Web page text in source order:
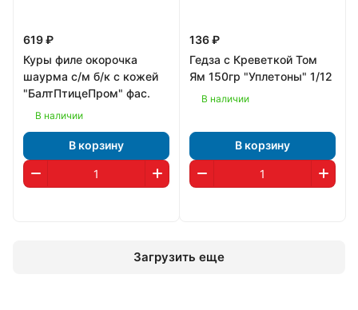
619 ₽
Куры филе окорочка
шаурма с/м б/к с кожей
"БалтПтицеПром" фас.
В наличии
В корзину
136 ₽
Гедза с Креветкой Том
Ям 150гр "Уплетоны" 1/12
В наличии
В корзину
Загрузить еще